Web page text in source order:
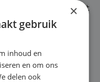
het riool) gedreven met
×
gebruik
inhoud en
en om ons
delen ook